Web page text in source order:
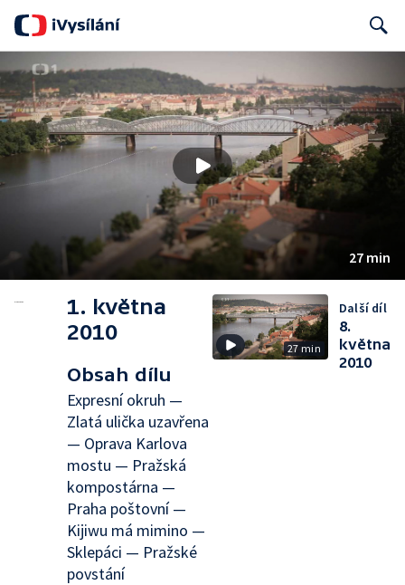
27 min
1. května
2010
Obsah dílu
Expresní okruh —
Zlatá ulička uzavřena
— Oprava Karlova
mostu — Pražská
kompostárna —
Praha poštovní —
Kijiwu má mimino —
Sklepáci — Pražské
povstání
27 min
Další díl
8.
května
2010